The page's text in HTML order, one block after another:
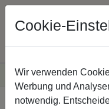
Startseite
Cookie-
Wir verwenden
Werbung und
notwendig.